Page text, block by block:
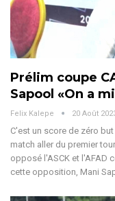
Prélim coupe
Sapool «On a
Felix Kalepe 20 Août
C'est un score de zéro
match aller du premier
opposé l'ASCK et l'AFAD
cette opposition, Mani